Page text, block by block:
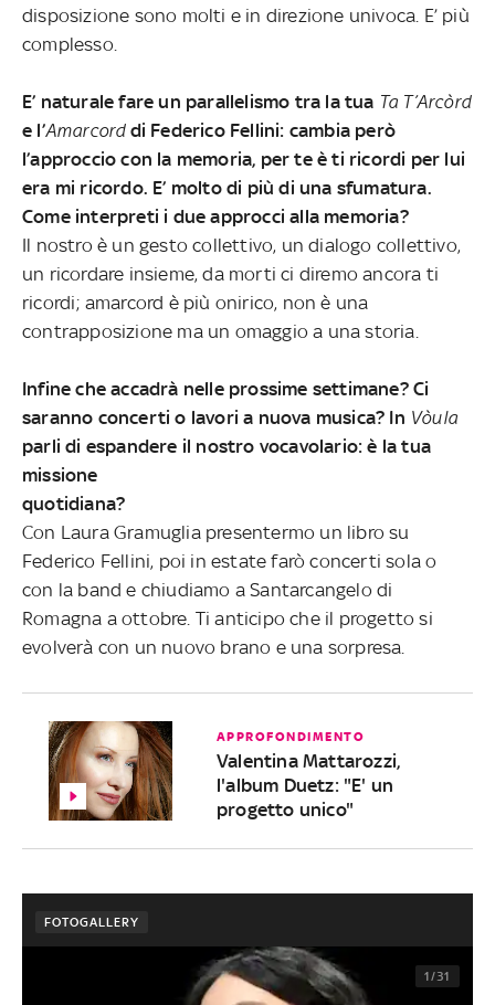
disposizione sono molti e in direzione univoca. E’ più
complesso.
E’ naturale fare un parallelismo tra la tua Ta T’Arcòrd
e l’Amarcorddi Federico Fellini: cambia però
l’approccio con la memoria, per te è ti ricordi per lui
era mi ricordo. E’ molto di più di una sfumatura.
Come interpreti i due approcci alla memoria?
Il nostro è un gesto collettivo, un dialogo collettivo,
un ricordare insieme, da morti ci diremo ancora ti
ricordi; amarcord è più onirico, non è una
contrapposizione ma un omaggio a una storia.
Infine che accadrà nelle prossime settimane? Ci
saranno concerti o lavori a nuova musica? In Vòula
parli di espandere il nostro vocavolario: è la tua
missione
quotidiana?
Con Laura Gramuglia presentermo un libro su
Federico Fellini, poi in estate farò concerti sola o
con la band e chiudiamo a Santarcangelo di
Romagna a ottobre. Ti anticipo che il progetto si
evolverà con un nuovo brano e una sorpresa.
APPROFONDIMENTO
Valentina Mattarozzi,
l'album Duetz: "E' un
progetto unico"
FOTOGALLERY
1/31